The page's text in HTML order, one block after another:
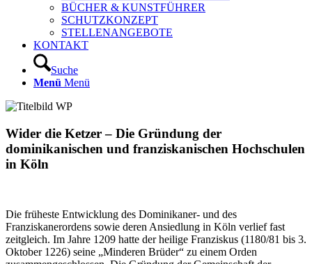
BÜCHER & KUNSTFÜHRER
SCHUTZKONZEPT
STELLENANGEBOTE
KONTAKT
Suche
Menü Menü
Wider die Ketzer – Die Gründung der
dominikanischen und franziskanischen Hochschulen
in Köln
Die früheste Entwicklung des Dominikaner- und des
Franziskanerordens sowie deren Ansiedlung in Köln verlief fast
zeitgleich. Im Jahre 1209 hatte der heilige Franziskus (1180/81 bis 3.
Oktober 1226) seine „Minderen Brüder“ zu einem Orden